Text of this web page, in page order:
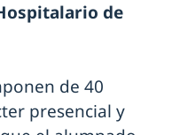
de
de 40
presencial y